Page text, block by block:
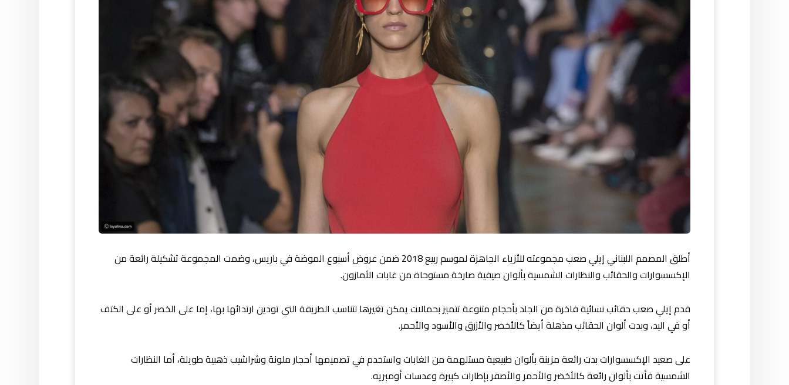
أطلق المصمم اللبناني إيلي صعب مجموعته للأزياء الجاهزة لموسم ربيع 2018 ضمن عروض أسبوع الموضة في باريس، وضمت المجموعة تشكيلة رائعة من
الإكسسوارات والحقائب والنظارات الشمسية بألوان صيفية صارخة مستوحاة من غابات الأمازون.
قدم إيلي صعب حقائب نسائية فاخرة من الجلد بأحجام متنوعة تتميز بحمالات يمكن تغيرها لتناسب الطريقة التي تودين ارتدائها بها، إما على الخصر أو على الكتف
أو في اليد، وبدت ألوان الحقائب مذهلة أيضاً كالأخضر والأزرق والأسود والأحمر.
على صعيد الإكسسوارات بدت رائعة مزينة بألوان طبيعية مستلهمة من الغابات واستخدم في تصميمها أحجار ملونة وشراشيب ذهبية طويلة، أما النظارات
الشمسية فأتت بألوان رائعة كالأخضر والأحمر والأصفر بإطارات كبيرة وعدسات أومبريه.